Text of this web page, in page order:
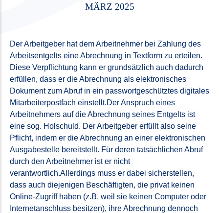
MÄRZ 2025
Der Arbeitgeber hat dem Arbeitnehmer bei Zahlung des
Arbeitsentgelts eine Abrechnung in Textform zu erteilen.
Diese Verpflichtung kann er grundsätzlich auch dadurch
erfüllen, dass er die Abrechnung als elektronisches
Dokument zum Abruf in ein passwortgeschütztes digitales
Mitarbeiterpostfach einstellt.Der Anspruch eines
Arbeitnehmers auf die Abrechnung seines Entgelts ist
eine sog. Holschuld. Der Arbeitgeber erfüllt also seine
Pflicht, indem er die Abrechnung an einer elektronischen
Ausgabestelle bereitstellt. Für deren tatsächlichen Abruf
durch den Arbeitnehmer ist er nicht
verantwortlich.Allerdings muss er dabei sicherstellen,
dass auch diejenigen Beschäftigten, die privat keinen
Online-Zugriff haben (z.B. weil sie keinen Computer oder
Internetanschluss besitzen), ihre Abrechnung dennoch